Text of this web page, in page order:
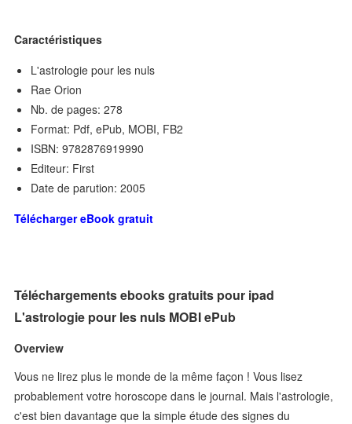
Caractéristiques
L'astrologie pour les nuls
Rae Orion
Nb. de pages: 278
Format: Pdf, ePub, MOBI, FB2
ISBN: 9782876919990
Editeur: First
Date de parution: 2005
Télécharger eBook gratuit
Téléchargements ebooks gratuits pour ipad
L'astrologie pour les nuls MOBI ePub
Overview
Vous ne lirez plus le monde de la même façon ! Vous lisez
probablement votre horoscope dans le journal. Mais l'astrologie,
c'est bien davantage que la simple étude des signes du